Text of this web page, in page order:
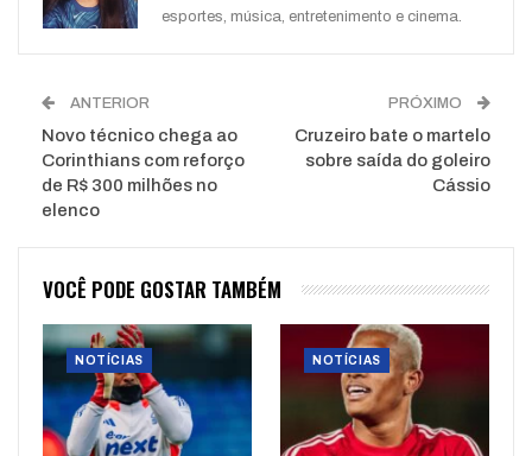
esportes, música, entretenimento e cinema.
ANTERIOR
Novo técnico chega ao
Corinthians com reforço
de R$ 300 milhões no
elenco
PRÓXIMO
Cruzeiro bate o martelo
sobre saída do goleiro
Cássio
VOCÊ PODE GOSTAR TAMBÉM
NOTÍCIAS NOTÍCIAS